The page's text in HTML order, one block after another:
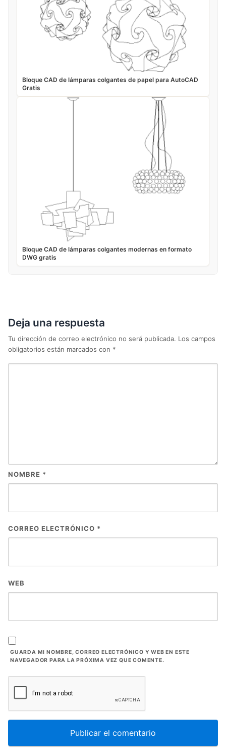
Bloque CAD de lámparas colgantes de papel para AutoCAD
Gratis
Bloque CAD de lámparas colgantes modernas en formato
DWG gratis
Deja una respuesta
Tu dirección de correo electrónico no será publicada. Los campos
obligatorios están marcados con *
NOMBRE *
CORREO ELECTRÓNICO *
WEB
GUARDA MI NOMBRE, CORREO ELECTRÓNICO Y WEB EN ESTE
NAVEGADOR PARA LA PRÓXIMA VEZ QUE COMENTE.